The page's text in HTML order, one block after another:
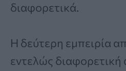
διαφορετικά.
Η δεύτερη εμπειρία
εντελώς